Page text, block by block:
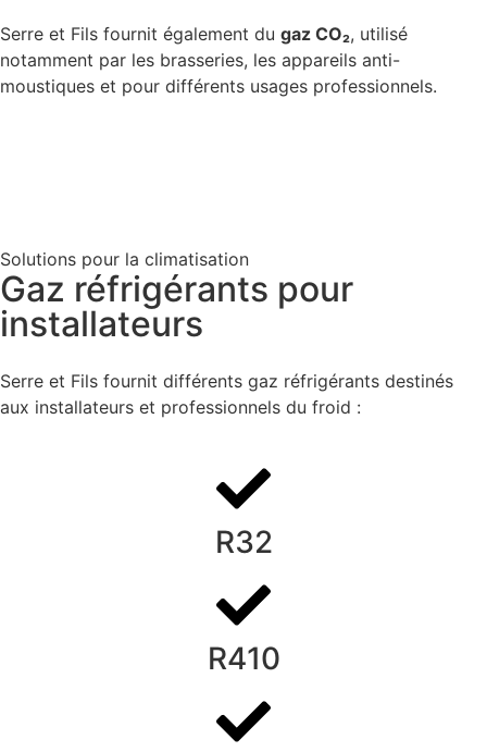
Serre et Fils fournit également du gaz CO₂, utilisé
notamment par les brasseries, les appareils anti-
moustiques et pour différents usages professionnels.
Solutions pour la climatisation
Gaz réfrigérants pour
installateurs
Serre et Fils fournit différents gaz réfrigérants destinés
aux installateurs et professionnels du froid :
R32
R410